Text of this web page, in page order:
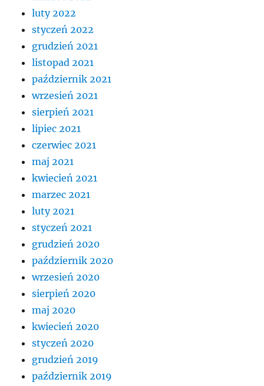
luty 2022
styczeń 2022
grudzień 2021
listopad 2021
październik 2021
wrzesień 2021
sierpień 2021
lipiec 2021
czerwiec 2021
maj 2021
kwiecień 2021
marzec 2021
luty 2021
styczeń 2021
grudzień 2020
październik 2020
wrzesień 2020
sierpień 2020
maj 2020
kwiecień 2020
styczeń 2020
grudzień 2019
październik 2019